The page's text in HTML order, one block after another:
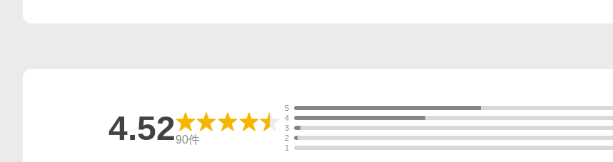
4.5290件
5
4
3
2
1